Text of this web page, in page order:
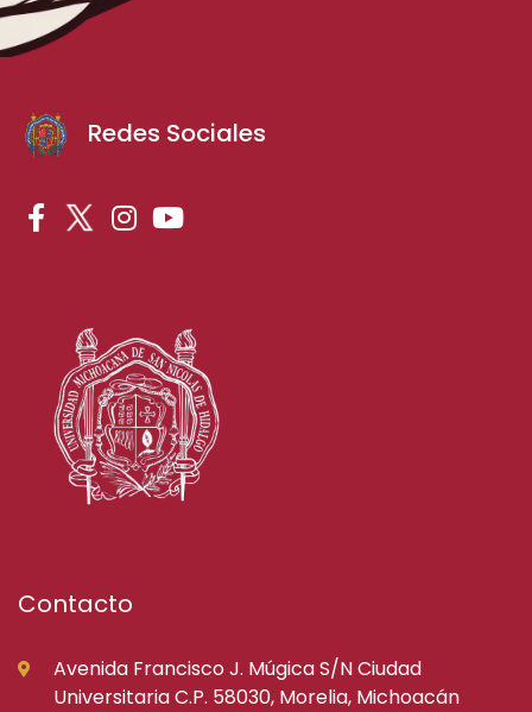
Redes Sociales
Contacto
Avenida Francisco J. Múgica S/N Ciudad
Universitaria C.P. 58030, Morelia, Michoacán